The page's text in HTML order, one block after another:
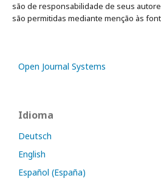
são de responsabilidade de seus
são permitidas mediante menção às
Open Journal Systems
Idioma
Deutsch
English
Español (España)